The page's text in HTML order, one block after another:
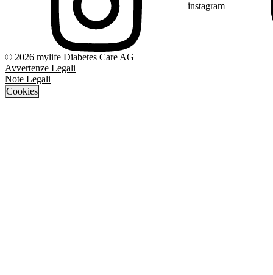
instagram
© 2026 mylife Diabetes Care AG
Avvertenze Legali
Note Legali
Cookies